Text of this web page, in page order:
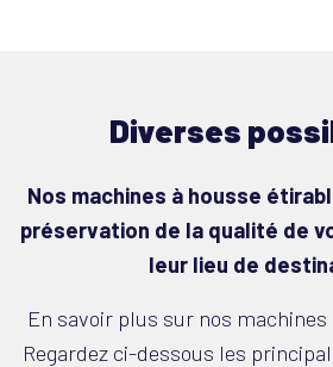
Diverses
Nos machines à housse
préservation de la qualité de
leur lieu de
En savoir plus sur nos
Regardez ci-dessous les